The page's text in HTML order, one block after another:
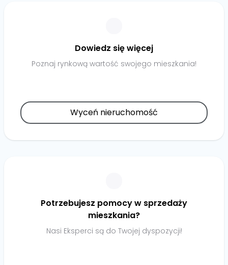
Dowiedz się więcej
Poznaj rynkową wartość swojego mieszkania!
Wyceń nieruchomość
Potrzebujesz pomocy w sprzedaży
mieszkania?
Nasi Eksperci są do Twojej dyspozycji!